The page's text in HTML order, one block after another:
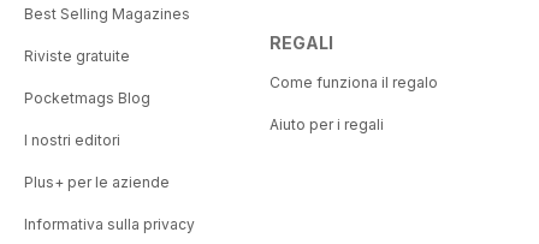
Best Selling Magazines
Riviste gratuite
Pocketmags Blog
I nostri editori
Plus+ per le aziende
Informativa sulla privacy
REGALI
Come funziona il regalo
Aiuto per i regali